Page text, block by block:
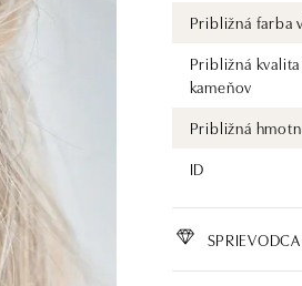
Približná farba
Približná
kameňov
Približná
ID